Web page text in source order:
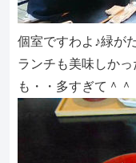
個室ですわよ♪緑が
ランチも美味しか
も・・多すぎて＾＾